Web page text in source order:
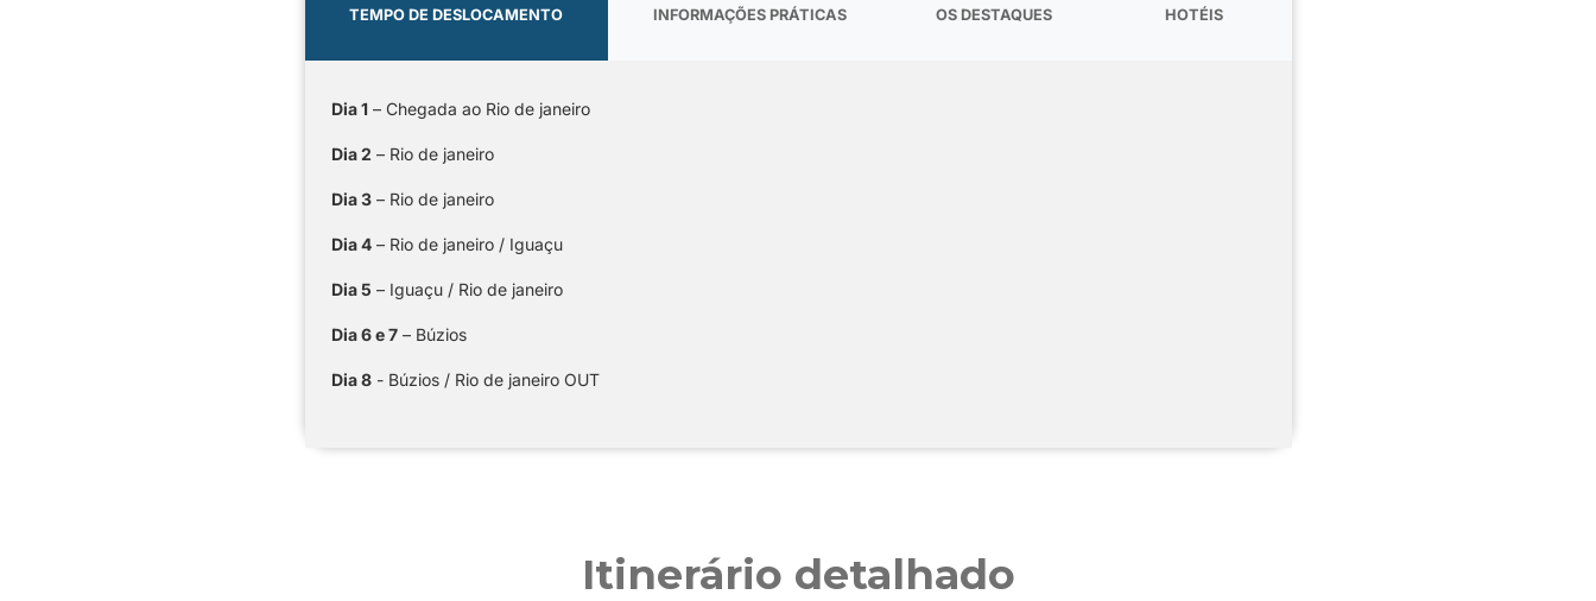
TEMPO DE DESLOCAMENTO INFORMAÇÕES PRÁTICAS OS DESTAQUES HOTÉIS
Dia 1 – Chegada ao Rio de janeiro
Dia 2 – Rio de janeiro
Dia 3 – Rio de janeiro
Dia 4 – Rio de janeiro / Iguaçu
Dia 5 – Iguaçu / Rio de janeiro
Dia 6 e 7 – Búzios
Dia 8 - Búzios / Rio de janeiro OUT
Itinerário detalhado